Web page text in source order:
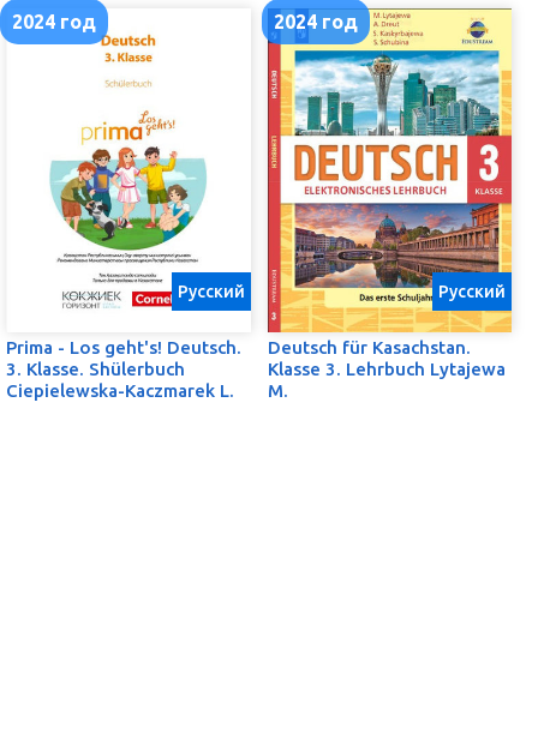
2024 год
Prima - Los geht's! Deutsch.
3. Klasse. Shülerbuch
Ciepielewska-Kaczmarek L.
Русский
2024 год
Deutsch für Kasachstan.
Klasse 3. Lehrbuch Lytajewa
M.
Русский